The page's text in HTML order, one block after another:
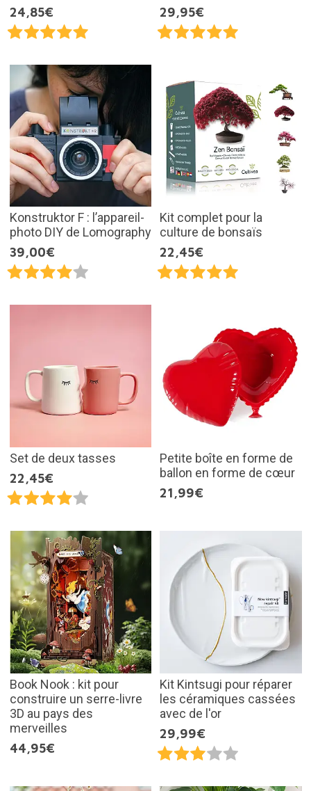
24,85€
29,95€
Konstruktor F : l’appareil-
photo DIY de Lomography
39,00€
Kit complet pour la
culture de bonsaïs
22,45€
Set de deux tasses
22,45€
Petite boîte en forme de
ballon en forme de cœur
21,99€
Book Nook : kit pour
construire un serre-livre
3D au pays des
merveilles
44,95€
Kit Kintsugi pour réparer
les céramiques cassées
avec de l'or
29,99€